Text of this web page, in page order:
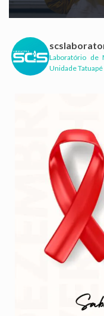
Laboratório de
Unidade Tatuapé
Dezembro Vermelho é